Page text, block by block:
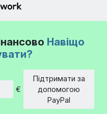
Навіщо
€
Підтримати за
допомогою
PayPal